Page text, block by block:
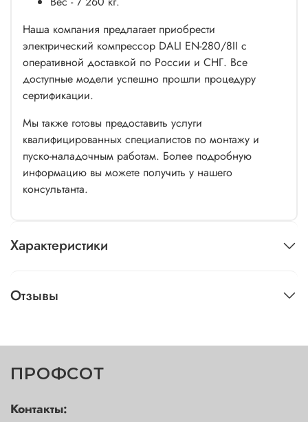
Наша компания предлагает приобрести
электрический компрессор DALI EN-280/8II с
оперативной доставкой по России и СНГ. Все
доступные модели успешно прошли процедуру
сертификации.
Мы также готовы предоставить услуги
квалифицированных специалистов по монтажу и
пуско-наладочным работам. Более подробную
информацию вы можете получить у нашего
консультанта.
Характеристики
Отзывы
ПРОФСОТ
Контакты: